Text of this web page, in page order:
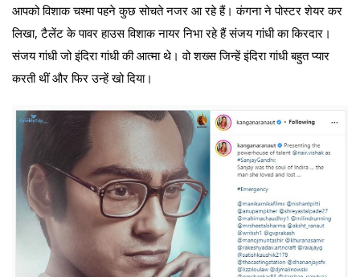
आपको विशाक चश्मा पहने कुछ सोचते नजर आ रहे हैं। कंगना ने पोस्टर शेयर कर
लिखा, टैलेंट के पावर हाउस विशाक नायर निभा रहे हैं संजय गांधी का किरदार।
संजय गांधी जो इंदिरा गांधी की आत्मा थे। वो शख्स जिन्हें इंदिरा गांधी बहुत प्यार
करती थीं और फिर उन्हें खो दिया।